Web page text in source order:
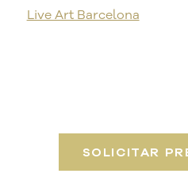
Live Art Barcelona
SOLICITAR